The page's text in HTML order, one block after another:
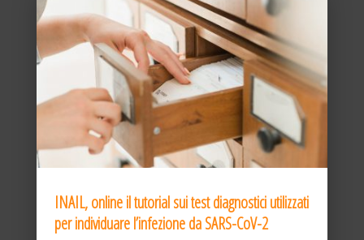
INAIL, online il tutorial sui test diagnostici utilizzati
per individuare l’infezione da SARS-CoV-2